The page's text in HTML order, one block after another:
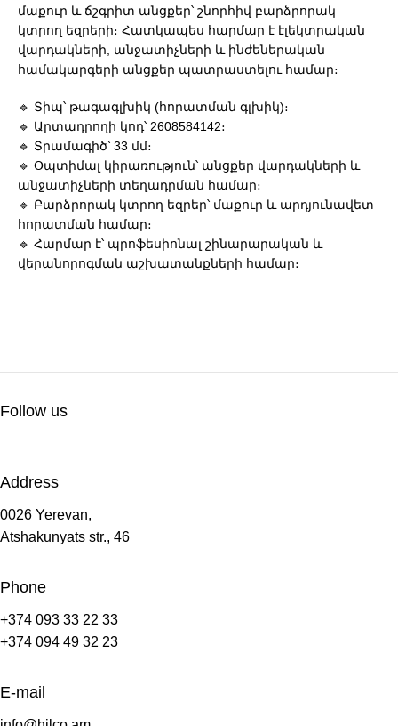
մաքուր և ճշգրիտ անցքեր՝ շնորհիվ բարձրորակ
կտրող եզրերի։ Հատկապես հարմար է էլեկտրական
վարդակների, անջատիչների և ինժեներական
համակարգերի անցքեր պատրաստելու համար։
🔹 Տիպ՝ թագագլխիկ (հորատման գլխիկ)։
🔹 Արտադրողի կոդ՝ 2608584142։
🔹 Տրամագիծ՝ 33 մմ։
🔹 Օպտիմալ կիրառություն՝ անցքեր վարդակների և
անջատիչների տեղադրման համար։
🔹 Բարձրորակ կտրող եզրեր՝ մաքուր և արդյունավետ
հորատման համար։
🔹 Հարմար է՝ պրոֆեսիոնալ շինարարական և
վերանորոգման աշխատանքների համար։
Follow us
Address
0026 Yerevan,
Atshakunyats str., 46
Phone
+374 093 33 22 33
+374 094 49 32 23
E-mail